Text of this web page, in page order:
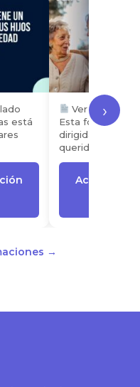
está
Ver el
Esta formación
dirigida a las
queridos…
Acceder a
›
→